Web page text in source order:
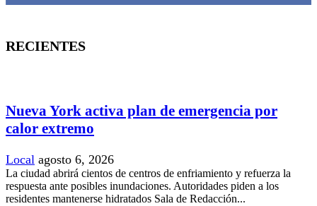
RECIENTES
Nueva York activa plan de emergencia por
calor extremo
Local agosto 6, 2026
La ciudad abrirá cientos de centros de enfriamiento y refuerza la
respuesta ante posibles inundaciones. Autoridades piden a los
residentes mantenerse hidratados Sala de Redacción...